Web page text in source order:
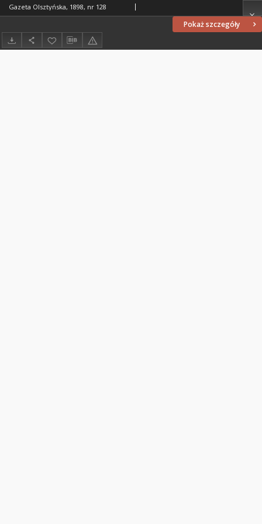
Pokaż szczegóły
Gazeta Olsztyńska, 1898, nr 128